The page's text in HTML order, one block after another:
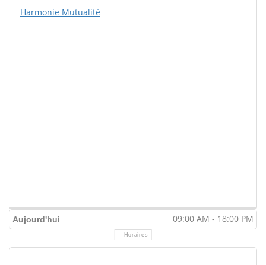
Harmonie Mutualité
Aujourd'hui 09:00 AM - 18:00 PM
Horaires